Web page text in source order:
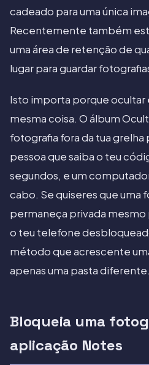
cadeado para uma única
Recentemente também
uma área de retenção de
lugar para guardar
Isto importa porque ocultar
mesma coisa. O álbum
fotografia fora da tua grelha
pessoa que saiba o teu
segundos, e um
cabo. Se quiseres que uma
permaneça privada mesmo
o teu telefone
método que acrescente
apenas uma pasta diferente.
Bloqueia uma
aplicação Notes